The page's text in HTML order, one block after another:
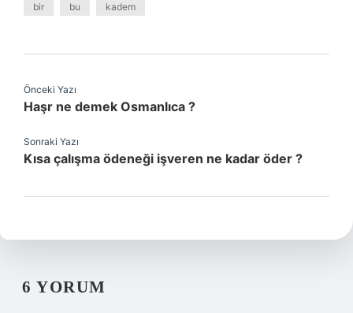
bir bu kadem
Önceki Yazı
Haşr ne demek Osmanlıca ?
Sonraki Yazı
Kısa çalışma ödeneği işveren ne kadar öder ?
6 YORUM